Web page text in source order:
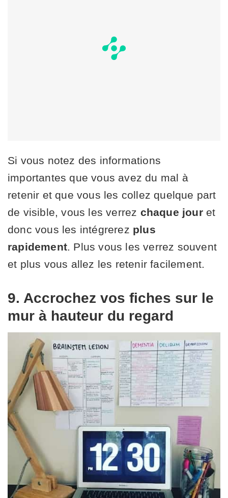
Si vous notez des informations
importantes que vous avez du mal à
retenir et que vous les collez quelque part
de visible, vous les verrez chaque jouret
donc vous les intégrerez plus
rapidement. Plus vous les verrez souvent
et plus vous allez les retenir facilement.
9. Accrochez vos fiches sur le
mur à hauteur du regard